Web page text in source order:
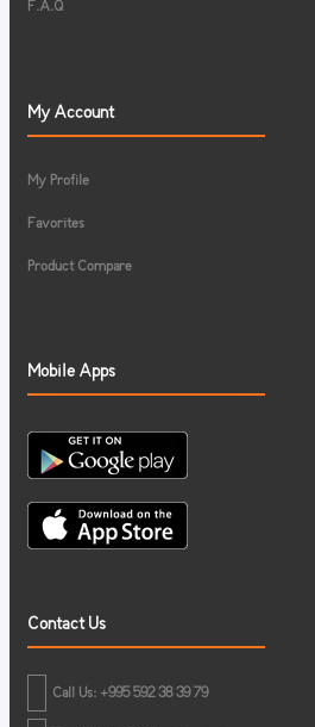
F.A.Q
My Account
My Profile
Favorites
Product Compare
Mobile Apps
Contact Us
Call Us: +995 592 38 39 79